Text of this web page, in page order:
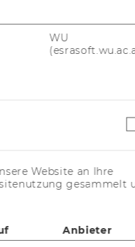
Unsere
Kanäle
Facebook
WU
Website an Ihre
gesammelt
Anbieter